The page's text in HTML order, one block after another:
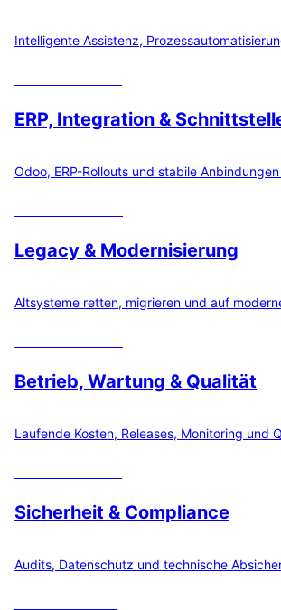
Intelligente Assistenz,
ERP, Integration &
Odoo, ERP-Rollouts und stabile
Legacy & Modernisierung
Altsysteme retten, migrieren und auf
Betrieb, Wartung & Qualität
Laufende Kosten, Releases, Monitoring und
Sicherheit & Compliance
Audits, Datenschutz und technische